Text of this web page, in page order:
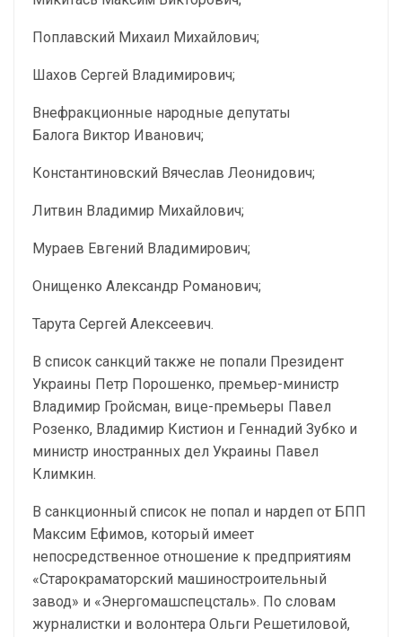
Поплавский Михаил Михайлович;
Шахов Сергей Владимирович;
Внефракционные народные депутаты
Балога Виктор Иванович;
Константиновский Вячеслав Леонидович;
Литвин Владимир Михайлович;
Мураев Евгений Владимирович;
Онищенко Александр Романович;
Тарута Сергей Алексеевич.
В список санкций также не попали Президент
Украины Петр Порошенко, премьер-министр
Владимир Гройсман, вице-премьеры Павел
Розенко, Владимир Кистион и Геннадий Зубко и
министр иностранных дел Украины Павел
Климкин.
В санкционный список не попал и нардеп от БПП
Максим Ефимов, который имеет
непосредственное отношение к предприятиям
«Старокраматорский машиностроительный
завод» и «Энергомашспецсталь». По словам
журналистки и волонтера Ольги Решетиловой,